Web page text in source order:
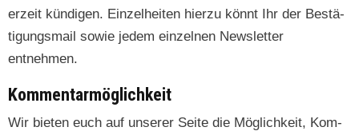
erzeit kündi­gen. Einzel­heit­en hierzu kön­nt Ihr der Bestä­
ti­gungs­mail sowie jedem einzel­nen Newslet­ter
entnehmen.
Kommentarmöglichkeit
Wir bieten euch auf unser­er Seite die Möglichkeit, Kom­